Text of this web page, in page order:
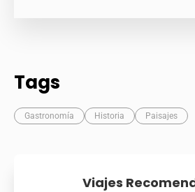
Tags
Gastronomía Historia Paisajes
Viajes